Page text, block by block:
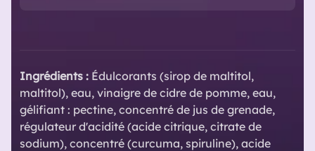
Ingrédients : Édulcorants (sirop de maltitol,
maltitol), eau, vinaigre de cidre de pomme, eau,
gélifiant : pectine, concentré de jus de grenade,
régulateur d'acidité (acide citrique, citrate de
sodium), concentré (curcuma, spiruline), acide